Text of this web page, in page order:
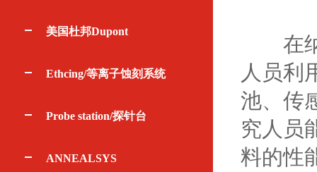
美国杜邦Dupont
Ethcing/等离子蚀刻系统
Probe station/探针台
ANNEALSYS
在纳
人员利
池、传
究人员
料的性